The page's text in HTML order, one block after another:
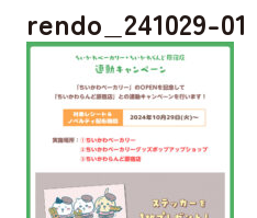
rendo_241029-01